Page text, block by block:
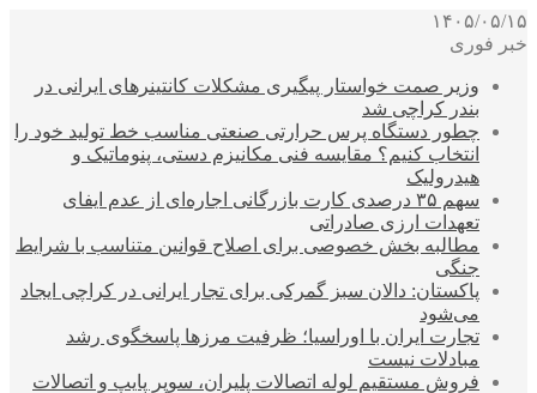
۱۴۰۵/۰۵/۱۵
خبر فوری
وزیر صمت خواستار پیگیری مشکلات کانتینرهای ایرانی در
بندر کراچی شد
چطور دستگاه پرس حرارتی صنعتی مناسب خط تولید خود را
انتخاب کنیم؟ مقایسه فنی مکانیزم دستی، پنوماتیک و
هیدرولیک
سهم ۳۵ درصدی کارت بازرگانی اجاره‌ای از عدم ایفای
تعهدات ارزی صادراتی
مطالبه بخش خصوصی برای اصلاح قوانین متناسب با شرایط
جنگی
پاکستان: دالان سبز گمرکی برای تجار ایرانی در کراچی ایجاد
می‌شود
تجارت ایران با اوراسیا؛ ظرفیت مرزها پاسخگوی رشد
مبادلات نیست
فروش مستقیم لوله اتصالات پلیران، سوپر پایپ و اتصالات